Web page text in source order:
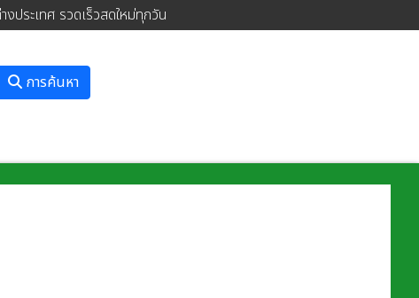
ระเทศ รวดเร็วสดใหม่ทุกวัน
การค้นหา